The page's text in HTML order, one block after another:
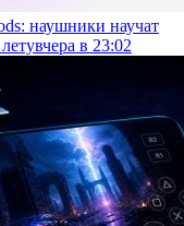
наушники научат
вчера в 23:02